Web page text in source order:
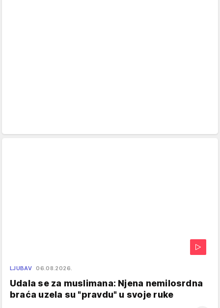
LJUBAV 06.08.2026.
Udala se za muslimana: Njena nemilosrdna
braća uzela su "pravdu" u svoje ruke